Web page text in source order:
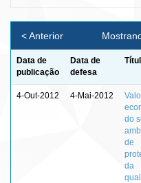
< Anterior
Data de
publicação
Data de
defesa
4-Out-2012 4-Mai-2012
do
de
da